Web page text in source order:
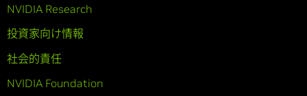
NVIDIA Research
投資家向け情報
社会的責任
NVIDIA Foundation